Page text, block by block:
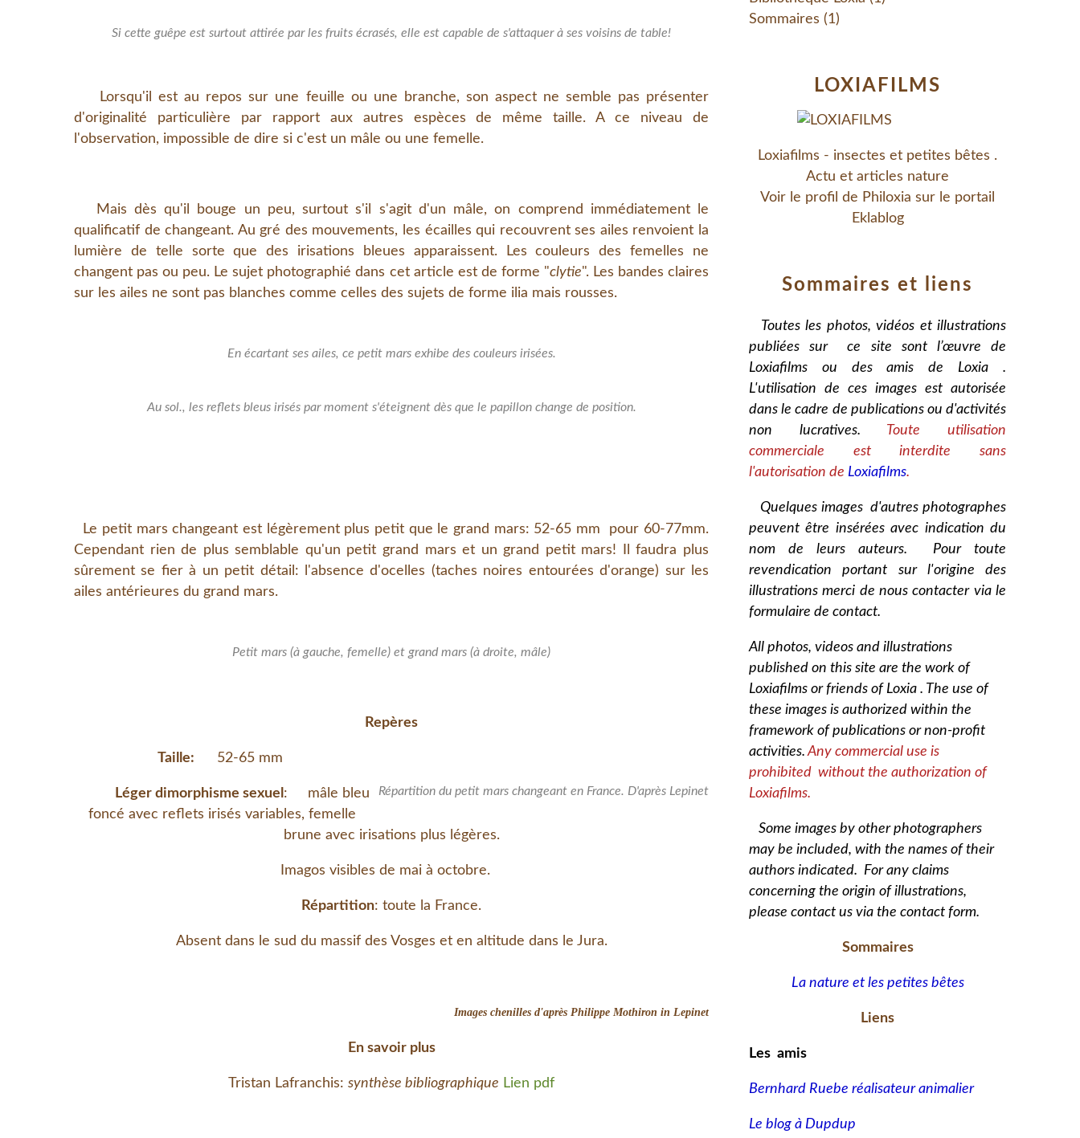
Si cette guêpe est surtout attirée par les fruits écrasés, elle est capable de s'attaquer à ses voisins de table!
Lorsqu'il est au repos sur une feuille ou une branche, son aspect ne semble pas présenter
d'originalité particulière par rapport aux autres espèces de même taille. A ce niveau de
l'observation, impossible de dire si c'est un mâle ou une femelle.
Mais dès qu'il bouge un peu, surtout s'il s'agit d'un mâle, on comprend immédiatement le
qualificatif de changeant. Au gré des mouvements, les écailles qui recouvrent ses ailes renvoient la
lumière de telle sorte que des irisations bleues apparaissent. Les couleurs des femelles ne
changent pas ou peu. Le sujet photographié dans cet article est de forme "clytie". Les bandes claires
sur les ailes ne sont pas blanches comme celles des sujets de forme ilia mais rousses.
En écartant ses ailes, ce petit mars exhibe des couleurs irisées.
Au sol., les reflets bleus irisés par moment s'éteignent dès que le papillon change de position.
Le petit mars changeant est légèrement plus petit que le grand mars: 52-65 mm pour 60-77mm.
Cependant rien de plus semblable qu'un petit grand mars et un grand petit mars! Il faudra plus
sûrement se fier à un petit détail: l'absence d'ocelles (taches noires entourées d'orange) sur les
ailes antérieures du grand mars.
Petit mars (à gauche, femelle) et grand mars (à droite, mâle)
Repères
Répartition du petit mars changeant en France. D'après Lepinet
Taille: 52-65 mm
Léger dimorphisme sexuel : mâle bleu
foncé avec reflets irisés variables, femelle
brune avec irisations plus légères.
Imagos visibles de mai à octobre.
Répartition: toute la France.
Absent dans le sud du massif des Vosges et en altitude dans le Jura.
Images chenilles d'après Philippe Mothiron in Lepinet
En savoir plus
Tristan Lafranchis: synthèse bibliographique Lien pdf
Sommaires (1)
LOXIAFILMS
Loxiafilms - insectes et petites bêtes .
Actu et articles nature
Voir le profil de Philoxia sur le portail
Eklablog
Sommaires et liens
Toutes les photos, vidéos et illustrations
publiées sur ce site sont l’œuvre de
Loxiafilms ou des amis de Loxia .
L'utilisation de ces images est autorisée
dans le cadre de publications ou d'activités
non lucratives. Toute utilisation
commerciale est interdite sans
l'autorisation de Loxiafilms.
Quelques images d'autres photographes
peuvent être insérées avec indication du
nom de leurs auteurs. Pour toute
revendication portant sur l'origine des
illustrations merci de nous contacter via le
formulaire de contact.
All photos, videos and illustrations
published on this site are the work of
Loxiafilms or friends of Loxia . The use of
these images is authorized within the
framework of publications or non-profit
activities.Any commercial use is
prohibited without the authorization of
Loxiafilms.
Some images by other photographers
may be included, with the names of their
authors indicated. For any claims
concerning the origin of illustrations,
please contact us via the contact form.
Sommaires
La nature et les petites bêtes
Liens
Les amis
Bernhard Ruebe réalisateur animalier
Le blog à Dupdup